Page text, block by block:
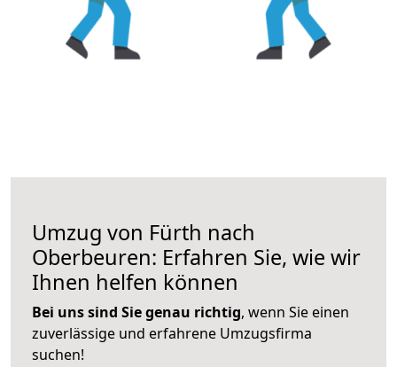
Umzug von Fürth nach
Oberbeuren: Erfahren Sie, wie wir
Ihnen helfen können
Bei uns sind Sie genau richtig, wenn Sie einen
zuverlässige und erfahrene Umzugsfirma
suchen!